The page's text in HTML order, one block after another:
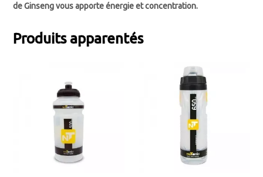
de Ginseng vous apporte énergie et concentration.
Produits apparentés